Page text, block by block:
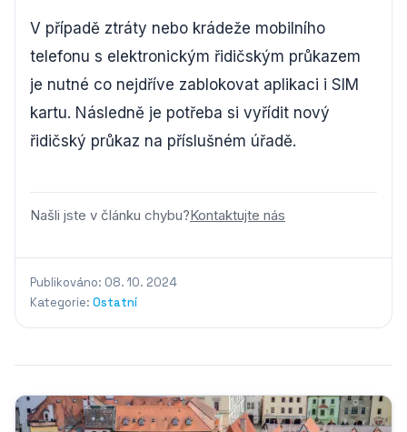
V případě ztráty nebo krádeže mobilního
telefonu s elektronickým řidičským průkazem
je nutné co nejdříve zablokovat aplikaci i SIM
kartu. Následně je potřeba si vyřídit nový
řidičský průkaz na příslušném úřadě.
Našli jste v článku chybu?Kontaktujte nás
Publikováno: 08. 10. 2024
Kategorie: Ostatní